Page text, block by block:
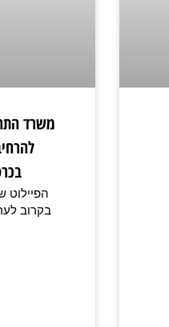
משרד
הפיילוט
בקרוב